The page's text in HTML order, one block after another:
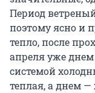
Период
поэтому ясно и
тепло, после
апреля уже
системой
теплая, а днем —